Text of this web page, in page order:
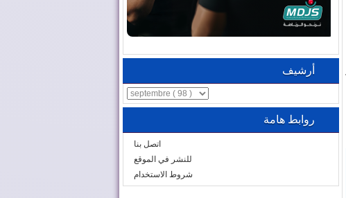
أرشيف
روابط هامة
اتصل بنا
للنشر في الموقع
شروط الاستخدام